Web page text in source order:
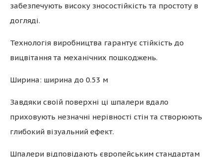
забезпечують високу зносостійкість та простоту в
догляді.
Технологія виробництва гарантує стійкість до
вицвітання та механічних пошкоджень.
Ширина: ширина до 0.53 м
Завдяки своїй поверхні ці шпалери вдало
приховують незначні нерівності стін та створюють
глибокий візуальний ефект.
Шпалери відповідають європейським стандартам